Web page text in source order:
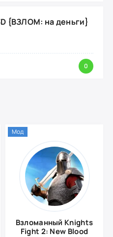
{ВЗЛОМ: на деньги}
0
Взломанный Knights
Fight 2: New Blood
Мод